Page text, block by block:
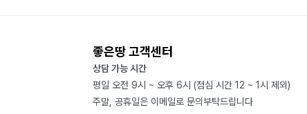
좋은땅 고객센터
상담 가능 시간
평일 오전 9시 ~ 오후 6시 (점심 시간 12 ~ 1시 제외)
주말, 공휴일은 이메일로 문의부탁드립니다